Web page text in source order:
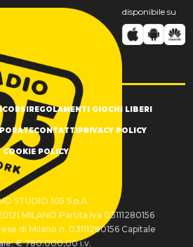
disponibile su
REGOLAMENTI GIOCHI LIBERI
CONTATTIPRIVACY POLICY
COOKIE POLICY
STUDIO 105 S.p.A.
MILANO Partita Iva 03111280156
di Milano n. 03111280156 Capitale
€ 780.000,00 i.v.